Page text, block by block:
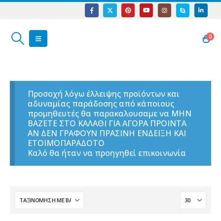
0
Προσοχή λόγω έλλειψης προϊόντων και
αδυναμίας παράδοσης από κάποιους
προμηθευτές θα παρακαλουσαμε να ΜΗΝ
ΒΑΖΕΤΕ ΣΤΟ ΚΑΛΑΘΙ ΓΙΑ ΑΓΟΡΑ ΠΡΟΙΝΤΑ
ΑΝ ΔΕΝ ΓΡΑΦΟΥΝ ΠΡΑΣΙΝΗ ΕΝΔΕΙΞΗ ΚΑΙ
ΕΤΟΙΜΟΠΑΡΑΔΟΤΟ
Καλό θα ήταν να προηγηθεί επικοινωνία